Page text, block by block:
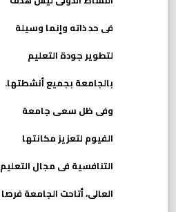
فى حد ذاته وإنما وسيلة
لتطوير جودة التعليم
بالجامعة بجميع أنشطتها.
وفى ظل سعى جامعة
الفيوم لتعزيز مكانتها
التنافسية فى مجال التعليم
العالى، أتاحت الجامعة فرصا